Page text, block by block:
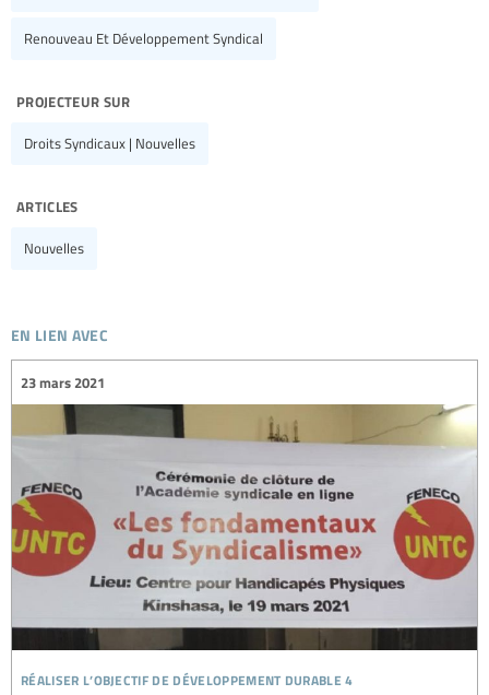
Renouveau Et Développement Syndical
projecteur sur
Droits Syndicaux | Nouvelles
articles
Nouvelles
en lien avec
réaliser l’objectif de développement durable 4
23 mars 2021